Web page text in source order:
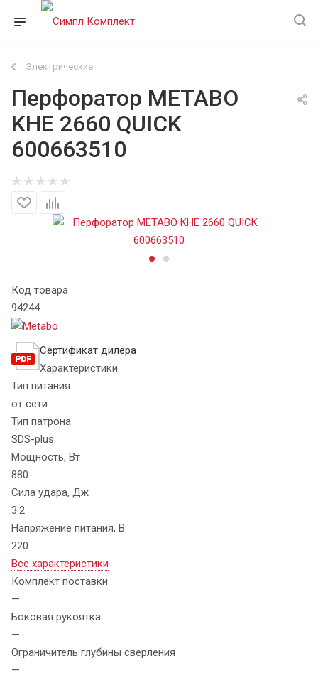
Электрические
Перфоратор METABO
KHE 2660 QUICK
600663510
Код товара
94244
Сертификат дилера
Характеристики
Тип питания
от сети
Тип патрона
SDS-plus
Мощность, Вт
880
Сила удара, Дж
3.2
Напряжение питания, В
220
Все характеристики
Комплект поставки
—
Боковая рукоятка
—
Ограничитель глубины сверления
—